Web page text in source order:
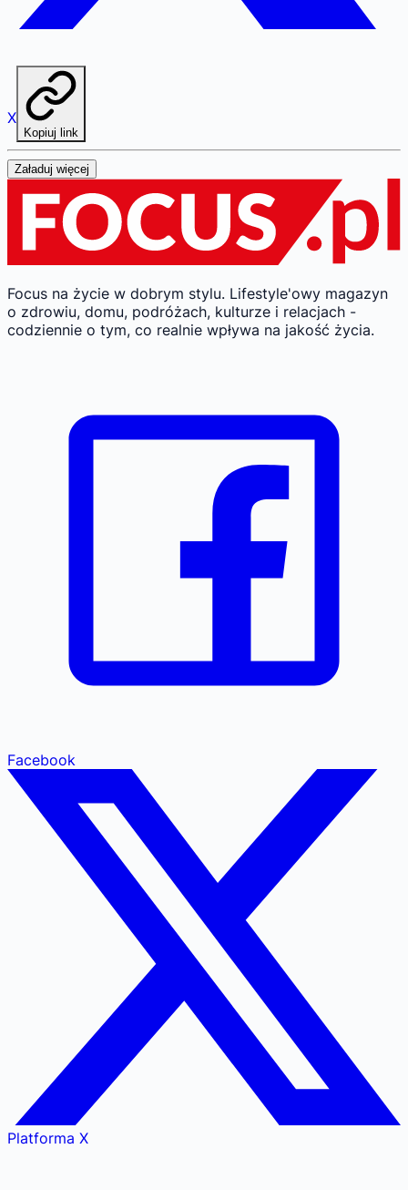
X
Kopiuj link
Załaduj więcej
Focus na życie w dobrym stylu. Lifestyle'owy magazyn
o zdrowiu, domu, podróżach, kulturze i relacjach -
codziennie o tym, co realnie wpływa na jakość życia.
Facebook
Platforma X